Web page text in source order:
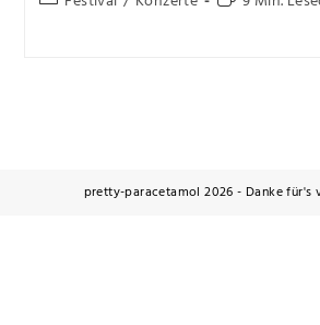
pretty-paracetamol 2026 - Danke für's